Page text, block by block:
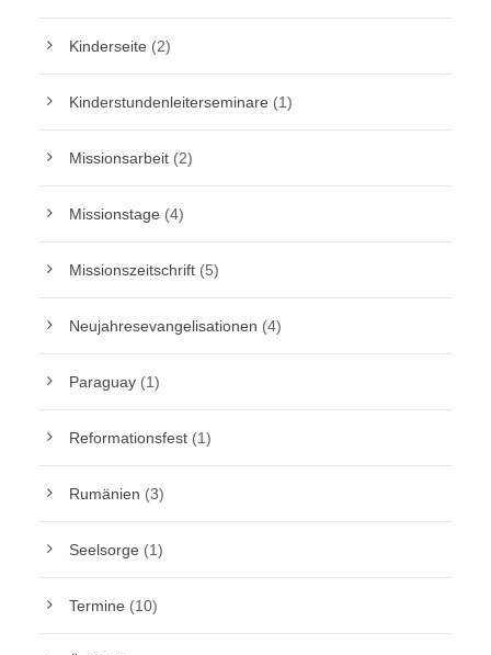
Kinderseite (2)
Kinderstundenleiterseminare (1)
Missionsarbeit (2)
Missionstage (4)
Missionszeitschrift (5)
Neujahresevangelisationen (4)
Paraguay (1)
Reformationsfest (1)
Rumänien (3)
Seelsorge (1)
Termine (10)